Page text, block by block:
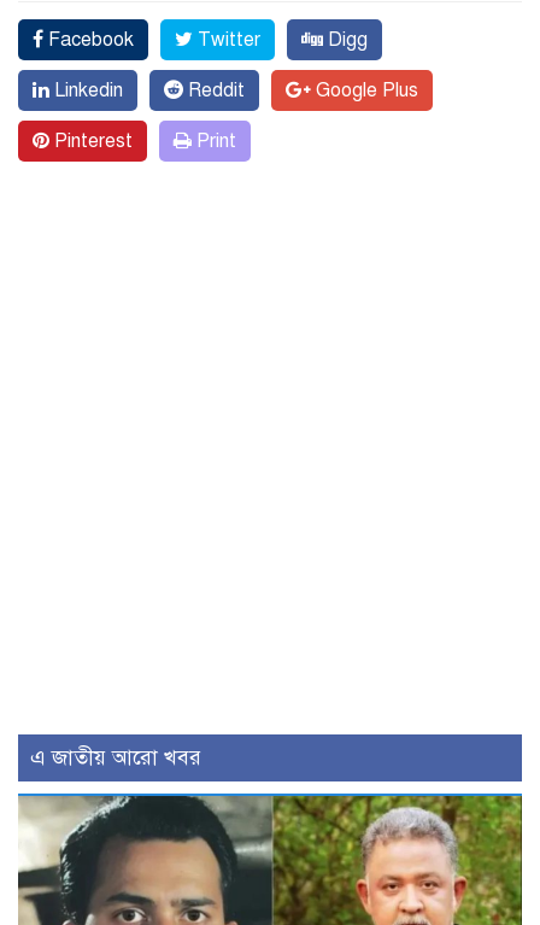
Facebook Twitter Digg
Linkedin Reddit Google Plus
Pinterest Print
এ জাতীয় আরো খবর